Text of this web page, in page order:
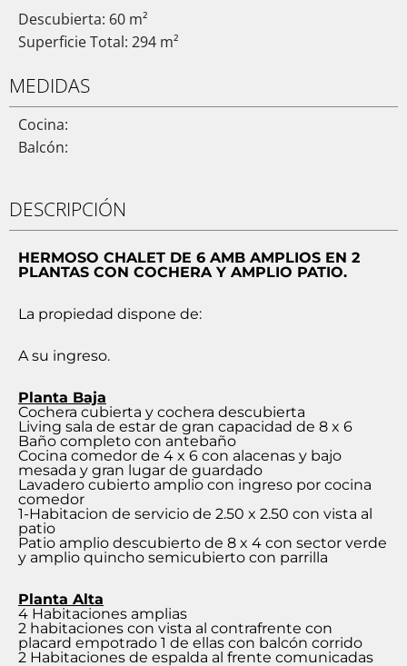
Descubierta: 60 m²
Superficie Total: 294 m²
MEDIDAS
Cocina:
Balcón:
DESCRIPCIÓN
HERMOSO CHALET DE 6 AMB AMPLIOS EN 2
PLANTAS CON COCHERA Y AMPLIO PATIO.
La propiedad dispone de:
A su ingreso.
Planta Baja
Cochera cubierta y cochera descubierta
Living sala de estar de gran capacidad de 8 x 6
Baño completo con antebaño
Cocina comedor de 4 x 6 con alacenas y bajo
mesada y gran lugar de guardado
Lavadero cubierto amplio con ingreso por cocina
comedor
1-Habitacion de servicio de 2.50 x 2.50 con vista al
patio
Patio amplio descubierto de 8 x 4 con sector verde
y amplio quincho semicubierto con parrilla
Planta Alta
4 Habitaciones amplias
2 habitaciones con vista al contrafrente con
placard empotrado 1 de ellas con balcón corrido
2 Habitaciones de espalda al frente comunicadas